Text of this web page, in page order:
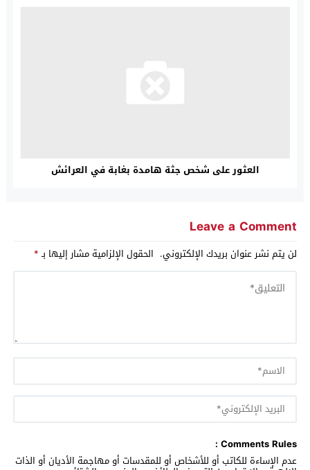
العثور على شخص جثة هامدة بغابة في العرائش
Leave a Comment
لن يتم نشر عنوان بريدك الإلكتروني. الحقول الإلزامية مشار إليها بـ*
Comments Rules :
عدم الإساءة للكاتب أو للأشخاص أو للمقدسات أو مهاجمة الأديان أو الذات